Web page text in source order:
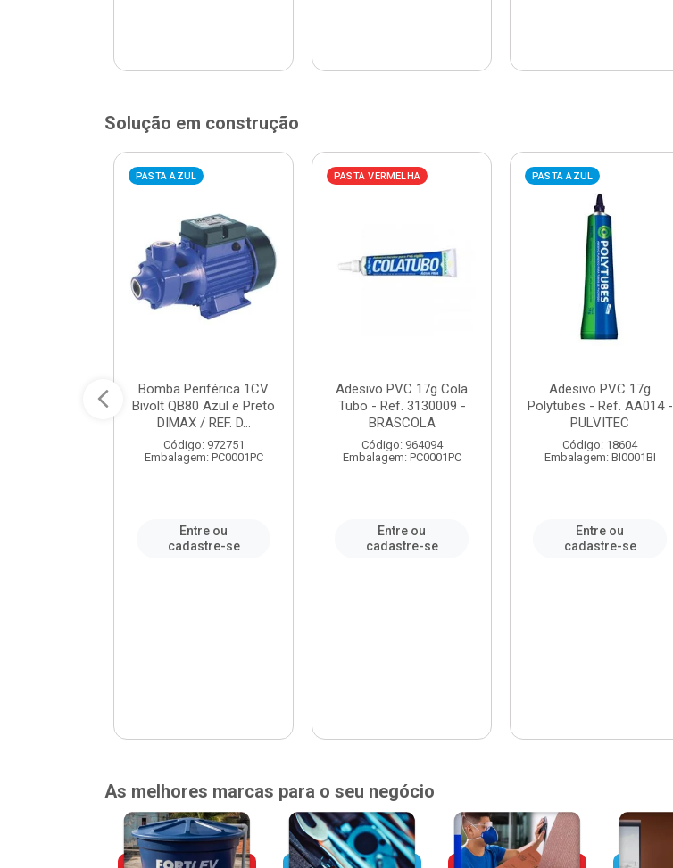
Solução em construção
PASTA AZUL
Bomba Periférica 1CV
Bivolt QB80 Azul e Preto
DIMAX / REF. D...
Código: 972751
Embalagem: PC0001PC
Entre ou
cadastre-se
PASTA VERMELHA
Adesivo PVC 17g Cola
Tubo - Ref. 3130009 -
BRASCOLA
Código: 964094
Embalagem: PC0001PC
Entre ou
cadastre-se
PASTA AZUL
Adesivo PVC 17g
Polytubes - Ref. AA014 -
PULVITEC
Código: 18604
Embalagem: BI0001BI
Entre ou
cadastre-se
As melhores marcas para o seu negócio